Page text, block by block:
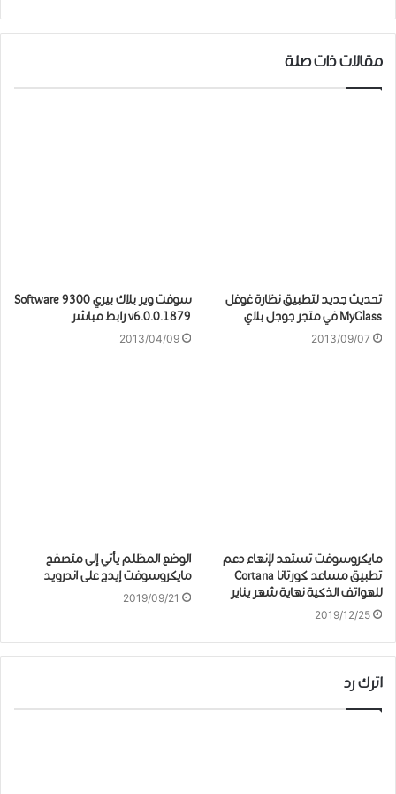
مقالات ذات صلة
تحديث جديد لتطبيق نظارة غوغل
MyGlass في متجر جوجل بلاي
2013/09/07
سوفت وير بلاك بيري 9300 Software
v6.0.0.1879 رابط مباشر
2013/04/09
ﻣﺎﻳﻜﺮﻭﺳﻮﻓﺖ تستعد لإنهاء ﺩﻋﻢ
ﺗﻄﺒﻴﻖ مساعد ﻛﻮﺭﺗﺎﻧﺎ Cortana
ﻟﻠﻬﻮﺍﺗﻒ ﺍﻟﺬﻛﻴﺔ نهاية شهر ﻳﻨﺎﻳﺮ
2019/12/25
الوضع المظلم يأتي إلى متصفح
مايكروسوفت ﺇﻳﺪﺝ على اندرويد
2019/09/21
اترك رد